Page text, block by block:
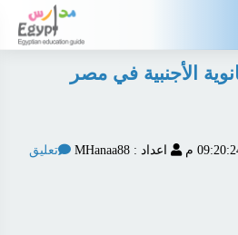
الأجنبية في مصر
اعداد : MHanaa88 تعليق